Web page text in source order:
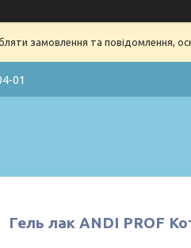
замовлення та повідомлення,
01
Гель лак ANDI PROF